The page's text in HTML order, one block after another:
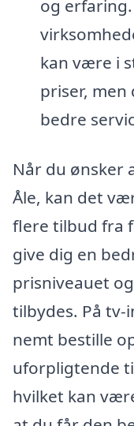
og
kan være i
priser,
bedre
Når du ønsker
Åle, kan det
flere tilbud fra
give dig en
prisniveauet
tilbydes. På tv-
nemt bestille
uforpligtende
hvilket kan